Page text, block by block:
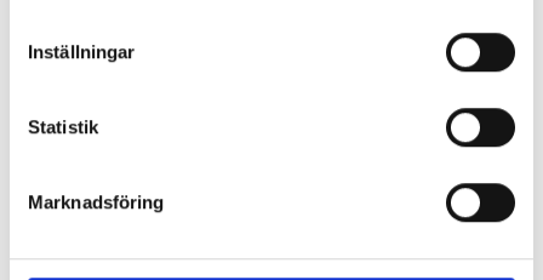
Inställningar
Statistik
Marknadsföring
chefredaktörerna
Så mycket tjänar dagspresscheferna